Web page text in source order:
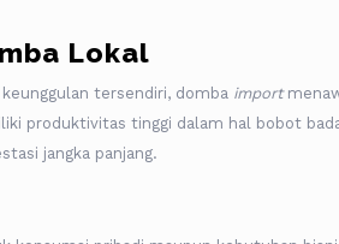
Lokal
tersendiri, domba import
produktivitas tinggi dalam hal bobot
jangka panjang.